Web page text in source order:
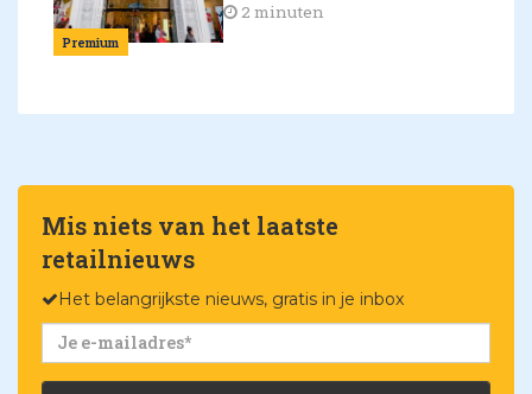
Premium
2 minuten
Mis niets van het laatste
retailnieuws
Het belangrijkste nieuws, gratis in je inbox